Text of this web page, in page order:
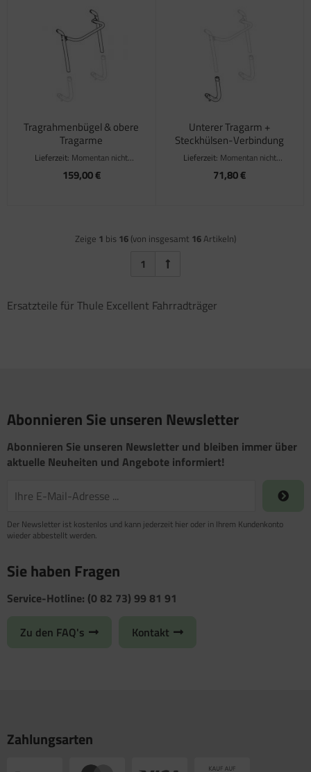
Tragrahmenbügel & obere
Tragarme
Lieferzeit: Momentan nicht
verfügbar
159,00 €
Unterer Tragarm +
Steckhülsen-Verbindung
Lieferzeit: Momentan nicht
verfügbar
71,80 €
Zeige 1 bis 16 (von insgesamt 16Artikeln)
1
Ersatzteile für Thule Excellent Fahrradträger
Abonnieren Sie unseren Newsletter
Abonnieren Sie unseren Newsletter und bleiben immer über
aktuelle Neuheiten und Angebote informiert!
Der Newsletter ist kostenlos und kann jederzeit hier oder in Ihrem Kundenkonto
wieder abbestellt werden.
Sie haben Fragen
Service-Hotline: (0 82 73) 99 81 91
Zu den FAQ's Kontakt
Zahlungsarten